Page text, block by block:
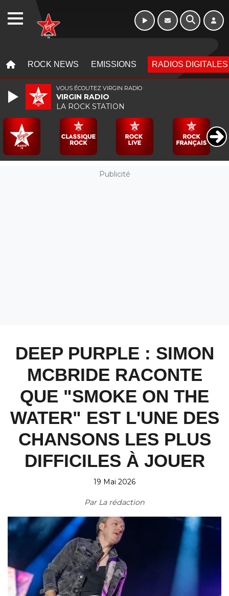
ROCK NEWS EMISSIONS RADIOS DIGITALES
Publicité
DEEP PURPLE : SIMON
MCBRIDE RACONTE
QUE "SMOKE ON THE
WATER" EST L'UNE DES
CHANSONS LES PLUS
DIFFICILES À JOUER
19 Mai 2026
Par La rédaction
VOUS ÉCOUTEZ VIRGIN RADIO
VIRGIN RADIO
LA ROCK STATION
WEBRADIO 16h - 20h